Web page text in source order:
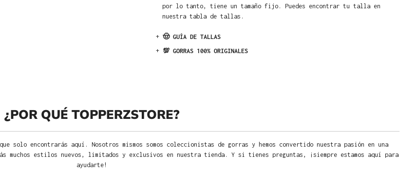
por lo tanto, tiene un tamaño fijo. Puedes encontrar tu talla en
nuestra tabla de tallas.
+ 🤠 GUÍA DE TALLAS
+ 💯 GORRAS 100% ORIGINALES
¿POR QUÉ TOPPERZSTORE?
solo encontrarás aquí. Nosotros mismos somos coleccionistas de gorras y hemos convertido nuestra pasión en una
muchos estilos nuevos, limitados y exclusivos en nuestra tienda. Y si tienes preguntas, ¡siempre estamos aquí para
ayudarte!